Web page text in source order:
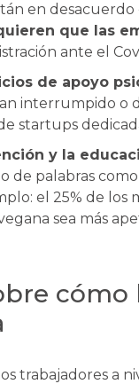
en
que las
ante el
de apoyo
interrumpido o
startups
y la
de palabras
el 25% de
sea más
cómo
trabajadores a